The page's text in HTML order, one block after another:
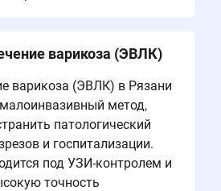
варикоза (ЭВЛК)
варикоза (ЭВЛК) в Рязани
метод,
патологический
и госпитализации.
под УЗИ-контролем и
точность